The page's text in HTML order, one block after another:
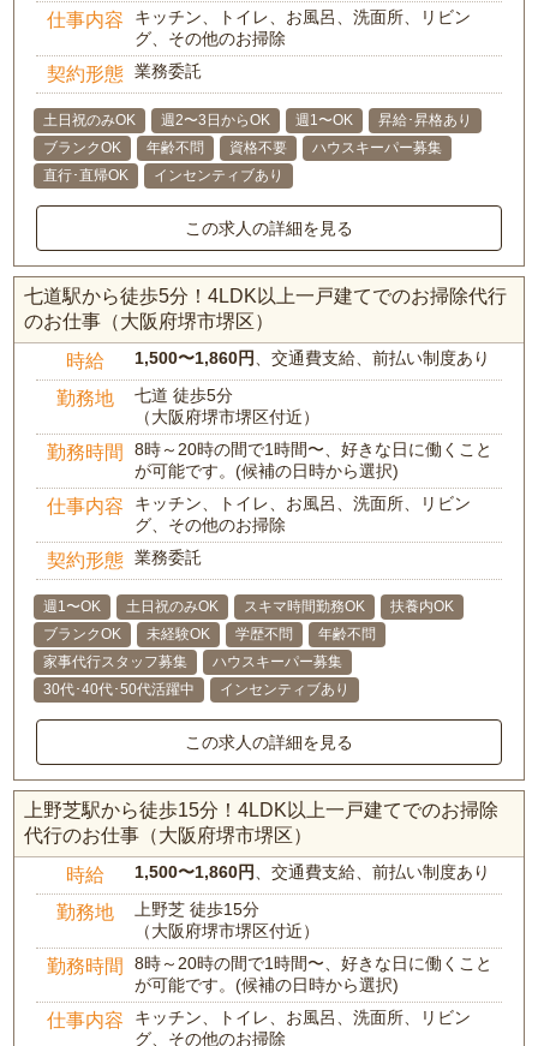
仕事内容
キッチン、トイレ、お風呂、洗面所、リビン
グ、その他のお掃除
契約形態 業務委託
土日祝のみOK 週2〜3日からOK 週1〜OK
昇給･昇格あり
ブランクOK
年齢不問 資格不要
ハウスキーパー募集
直行･直帰OK
インセンティブあり
この求人の詳細を見る
七道駅から徒歩5分！4LDK以上一戸建てでのお掃除代行
のお仕事（大阪府堺市堺区）
時給 1,500〜1,860円 、交通費支給、前払い制度あり
勤務地
七道 徒歩5分
（大阪府堺市堺区付近）
勤務時間
8時～20時の間で1時間〜、好きな日に働くこと
が可能です。(候補の日時から選択)
仕事内容
キッチン、トイレ、お風呂、洗面所、リビン
グ、その他のお掃除
契約形態 業務委託
週1〜OK 土日祝のみOK スキマ時間勤務OK
扶養内OK
ブランクOK
未経験OK 学歴不問
年齢不問
家事代行スタッフ募集
ハウスキーパー募集
30代･40代･50代活躍中
インセンティブあり
この求人の詳細を見る
上野芝駅から徒歩15分！4LDK以上一戸建てでのお掃除
代行のお仕事（大阪府堺市堺区）
時給 1,500〜1,860円 、交通費支給、前払い制度あり
勤務地
上野芝 徒歩15分
（大阪府堺市堺区付近）
勤務時間
8時～20時の間で1時間〜、好きな日に働くこと
が可能です。(候補の日時から選択)
仕事内容
キッチン、トイレ、お風呂、洗面所、リビン
グ、その他のお掃除